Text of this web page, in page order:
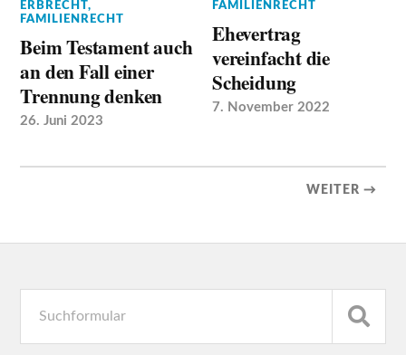
ERBRECHT,
FAMILIENRECHT
Beim Testament auch
an den Fall einer
Trennung denken
26. Juni 2023
FAMILIENRECHT
Ehevertrag
vereinfacht die
Scheidung
7. November 2022
WEITER →